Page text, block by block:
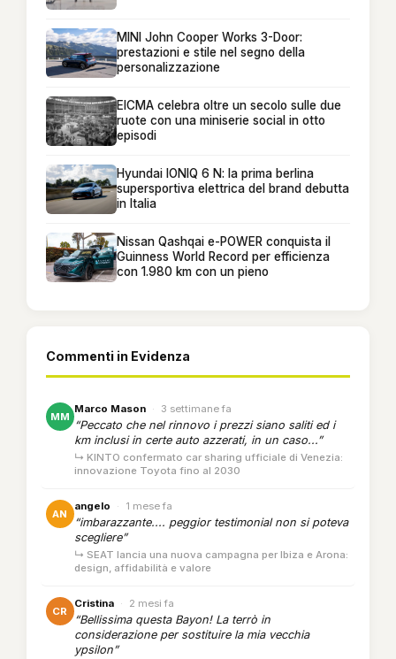
MINI John Cooper Works 3-Door:
prestazioni e stile nel segno della
personalizzazione
EICMA celebra oltre un secolo sulle due
ruote con una miniserie social in otto
episodi
Hyundai IONIQ 6 N: la prima berlina
supersportiva elettrica del brand debutta
in Italia
Nissan Qashqai e-POWER conquista il
Guinness World Record per efficienza
con 1.980 km con un pieno
Commenti in Evidenza
MM
Marco Mason · 3 settimane fa
“Peccato che nel rinnovo i prezzi siano saliti ed i
km inclusi in certe auto azzerati, in un caso...”
↳ KINTO confermato car sharing ufficiale di Venezia:
innovazione Toyota fino al 2030
AN
angelo · 1 mese fa
“imbarazzante.... peggior testimonial non si poteva
scegliere”
↳ SEAT lancia una nuova campagna per Ibiza e Arona:
design, affidabilità e valore
CR
Cristina · 2 mesi fa
“Bellissima questa Bayon! La terrò in
considerazione per sostituire la mia vecchia
ypsilon”